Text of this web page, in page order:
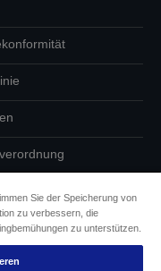
Sie der Speicherung von
zu verbessern, die
zu unterstützen.